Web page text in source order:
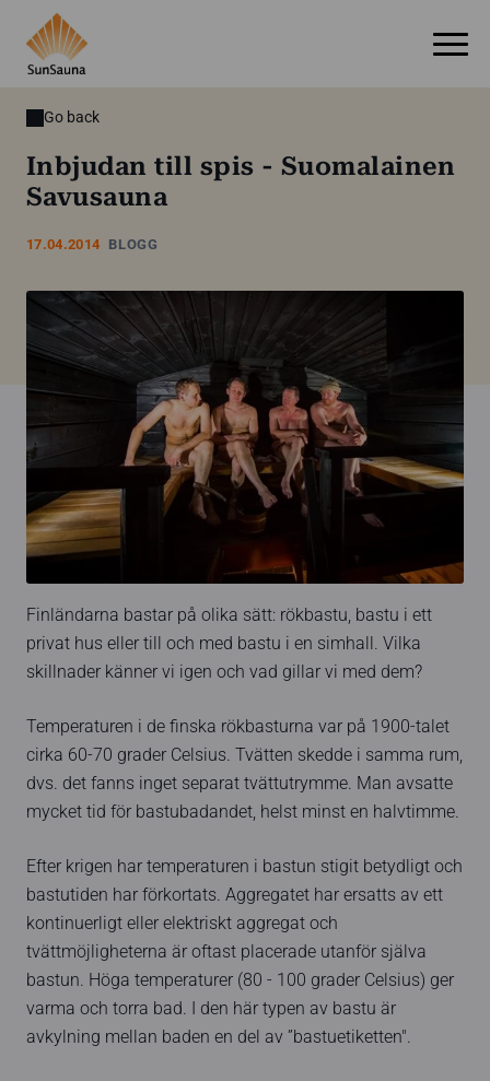
Go back
17.04.2014 BLOGG
Inbjudan till spis - Suomalainen
Savusauna
Finländarna bastar på olika sätt: rökbastu, bastu i ett
privat hus eller till och med bastu i en simhall. Vilka
skillnader känner vi igen och vad gillar vi med dem?
Temperaturen i de finska rökbasturna var på 1900-talet
cirka 60-70 grader Celsius. Tvätten skedde i samma rum,
dvs. det fanns inget separat tvättutrymme. Man avsatte
mycket tid för bastubadandet, helst minst en halvtimme.
Efter krigen har temperaturen i bastun stigit betydligt och
bastutiden har förkortats. Aggregatet har ersatts av ett
kontinuerligt eller elektriskt aggregat och
tvättmöjligheterna är oftast placerade utanför själva
bastun. Höga temperaturer (80 - 100 grader Celsius) ger
varma och torra bad. I den här typen av bastu är
avkylning mellan baden en del av ”bastuetiketten".